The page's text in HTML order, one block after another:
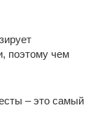
поэтому чем
– это самый